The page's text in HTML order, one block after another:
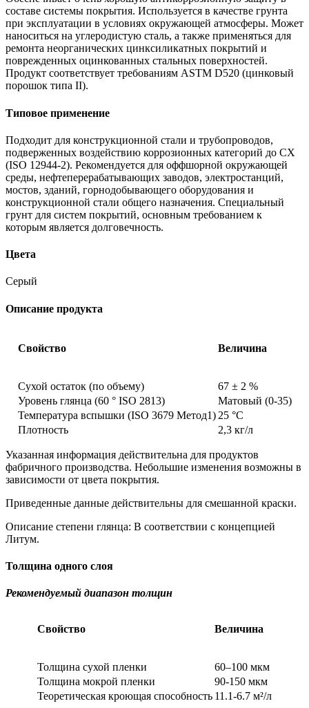
составе системы покрытия. Используется в качестве грунта
при эксплуатации в условиях окружающей атмосферы. Может
наноситься на углеродистую сталь, а также применяться для
ремонта неорганических цинксиликатных покрытий и
поврежденных оцинкованных стальных поверхностей.
Продукт соответствует требованиям ASTM D520 (цинковый
порошок типа II).
Типовое применение
Подходит для конструкционной стали и трубопроводов,
подверженных воздействию коррозионных категорий до CХ
(ISO 12944-2). Рекомендуется для оффшорной окружающей
среды, нефтеперерабатывающих заводов, электростанций,
мостов, зданий, горнодобывающего оборудования и
конструкционной стали общего назначения. Специальный
грунт для систем покрытий, основным требованием к
которым является долговечность.
Цвета
Серый
Описание продукта
Свойство Величина
Сухой остаток (по объему)
67 ± 2 %
Уровень глянца (60 ° ISO 2813)
Матовый (0-35)
Температура вспышки (ISO 3679 Метод1) 25 °C
Плотность
2,3 кг/л
Указанная информация действительна для продуктов
фабричного производства. Небольшие изменения возможны в
зависимости от цвета покрытия.
Приведенные данные действительны для смешанной краски.
Описание степени глянца: В соответствии с концепцией
Литум.
Толщина одного слоя
Рекомендуемый диапазон толщин
Свойство Величина
Толщина сухой пленки
60–100 мкм
Толщина мокрой пленки
90-150 мкм
Теоретическая кроющая способность 11.1-6.7 м²/л